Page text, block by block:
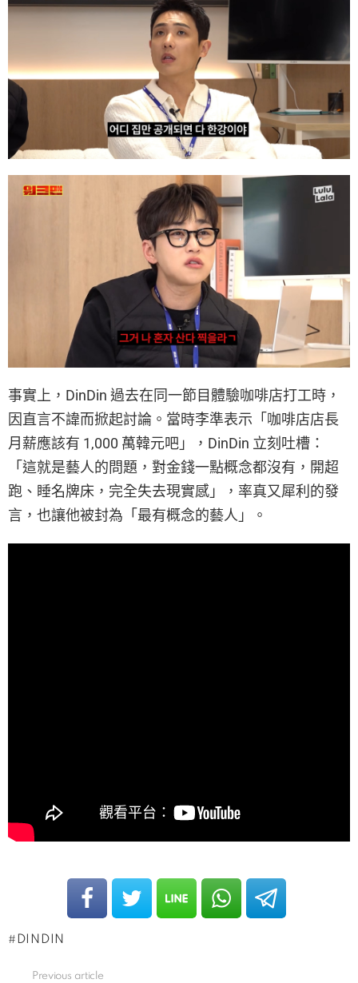
事實上，DinDin 過去在同一節目體驗咖啡店打工時，
因直言不諱而掀起討論。當時李準表示「咖啡店店長
月薪應該有 1,000 萬韓元吧」，DinDin 立刻吐槽：
「這就是藝人的問題，對金錢一點概念都沒有，開超
跑、睡名牌床，完全失去現實感」，率真又犀利的發
言，也讓他被封為「最有概念的藝人」。
DINDIN
Previous article